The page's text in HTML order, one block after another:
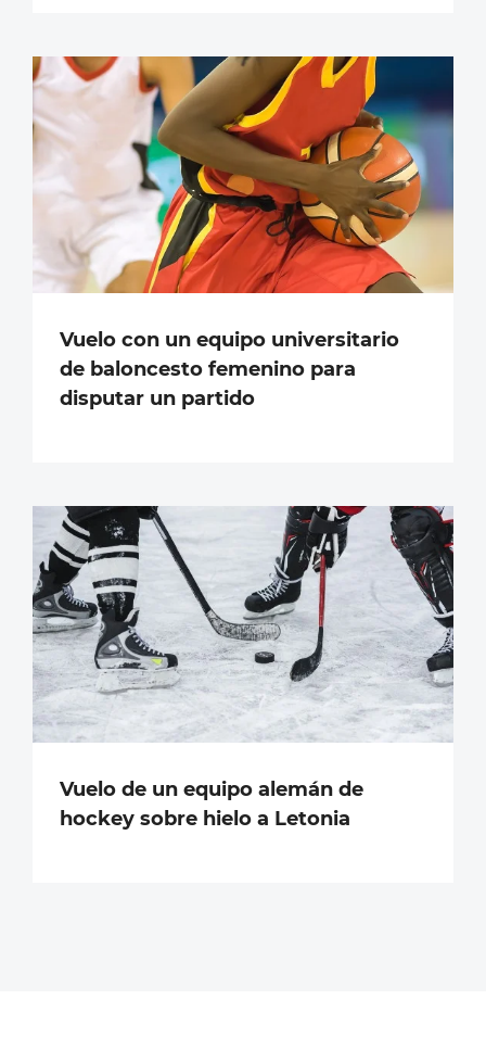
Vuelo con un equipo universitario
de baloncesto femenino para
disputar un partido
Vuelo de un equipo alemán de
hockey sobre hielo a Letonia